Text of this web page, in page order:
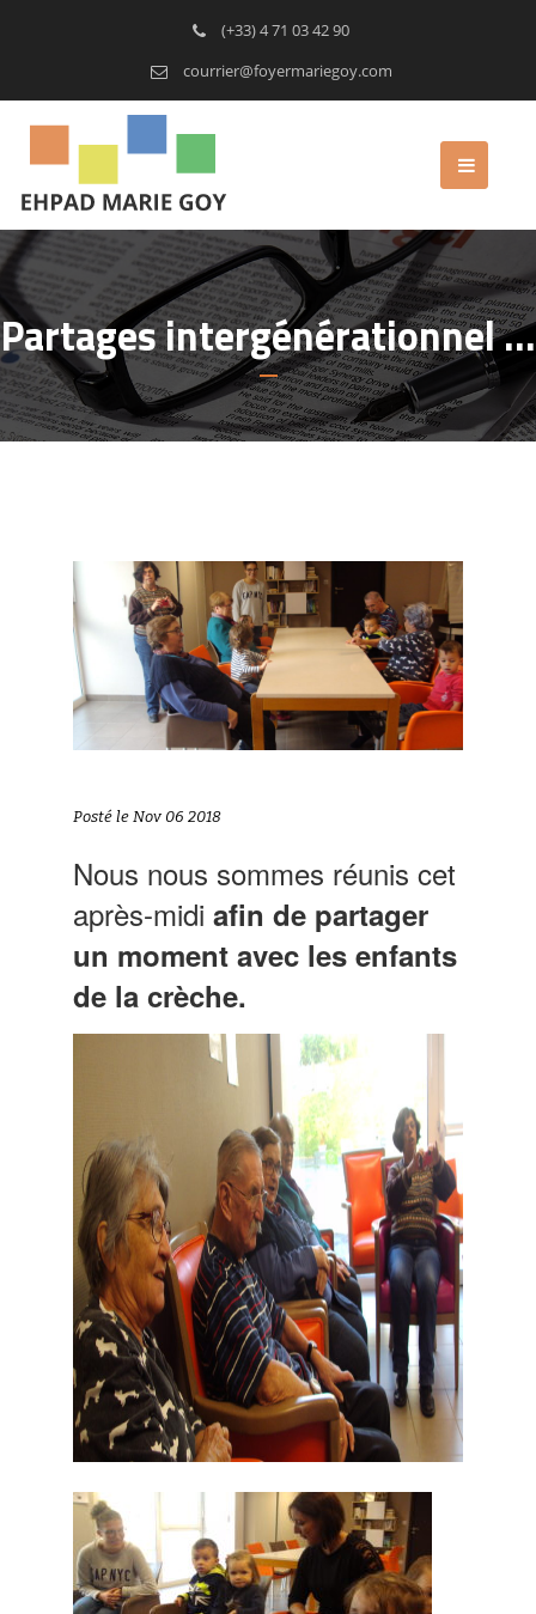
(+33) 4 71 03 42 90
courrier@foyermariegoy.com
Partages intergénérationnel …
Posté le Nov 06 2018
Nous nous sommes réunis cet
après-midiafin de partager
un moment avec les enfants
de la crèche.